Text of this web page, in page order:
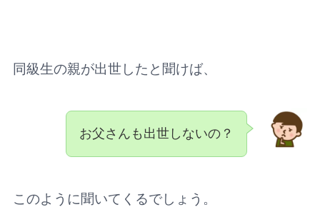
同級生の親が出世したと聞けば、
お父さんも出世しないの？
このように聞いてくるでしょう。